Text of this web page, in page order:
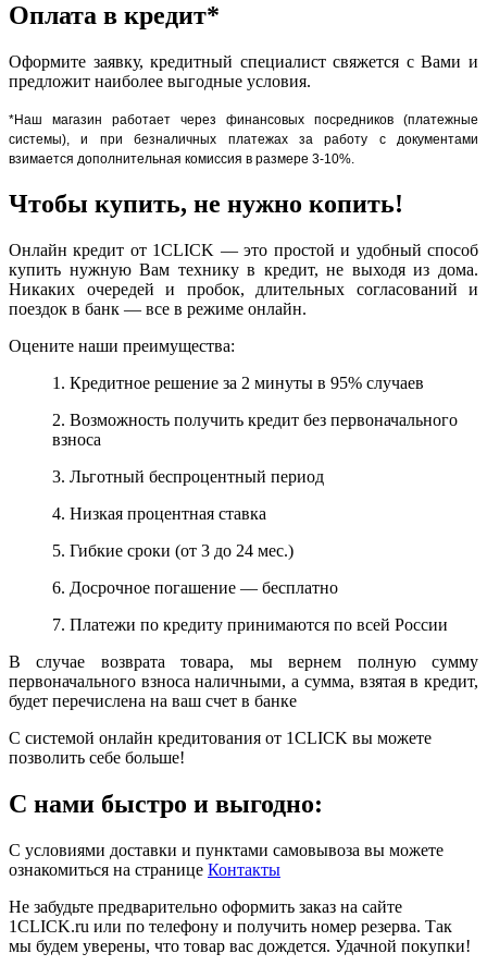
Оплата в кредит*
Оформите заявку, кредитный специалист свяжется с Вами и
предложит наиболее выгодные условия.
*Наш магазин работает через финансовых посредников (платежные
системы), и при безналичных платежах за работу с документами
взимается дополнительная комиссия в размере 3-10%.
Чтобы купить, не нужно копить!
Онлайн кредит от 1CLICK — это простой и удобный способ
купить нужную Вам технику в кредит, не выходя из дома.
Никаких очередей и пробок, длительных согласований и
поездок в банк — все в режиме онлайн.
Оцените наши преимущества:
1. Кредитное решение за 2 минуты в 95% случаев
2. Возможность получить кредит без первоначального
взноса
3. Льготный беспроцентный период
4. Низкая процентная ставка
5. Гибкие сроки (от 3 до 24 мес.)
6. Досрочное погашение — бесплатно
7. Платежи по кредиту принимаются по всей России
В случае возврата товара, мы вернем полную сумму
первоначального взноса наличными, а сумма, взятая в кредит,
будет перечислена на ваш счет в банке
С системой онлайн кредитования от 1CLICK вы можете
позволить себе больше!
С нами быстро и выгодно:
С условиями доставки и пунктами самовывоза вы можете
ознакомиться на странице Контакты
Не забудьте предварительно оформить заказ на сайте
1CLICK.ru или по телефону и получить номер резерва. Так
мы будем уверены, что товар вас дождется. Удачной покупки!